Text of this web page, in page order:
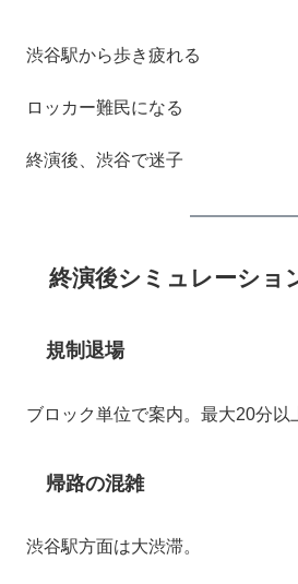
渋谷駅から歩き疲れる
ロッカー難民になる
終演後、渋谷で迷子
終演後シミュレーショ
規制退場
ブロック単位で案内。最大20分以
帰路の混雑
渋谷駅方面は大渋滞。